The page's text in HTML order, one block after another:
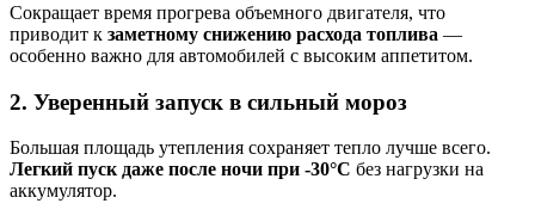
Сокращает время прогрева объемного двигателя, что
приводит к заметному снижению расхода топлива —
особенно важно для автомобилей с высоким аппетитом.
2. Уверенный запуск в сильный мороз
Большая площадь утепления сохраняет тепло лучше всего.
Легкий пуск даже после ночи при -30°C без нагрузки на
аккумулятор.